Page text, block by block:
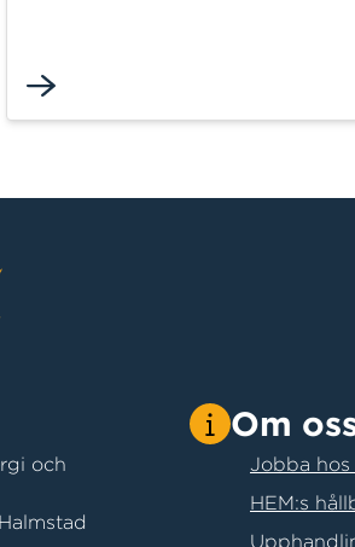
hyra av oss. Kontakta oss så
hjälper vi dig att välja rätt typ av
och
Om
Jobba hos
HEM:s